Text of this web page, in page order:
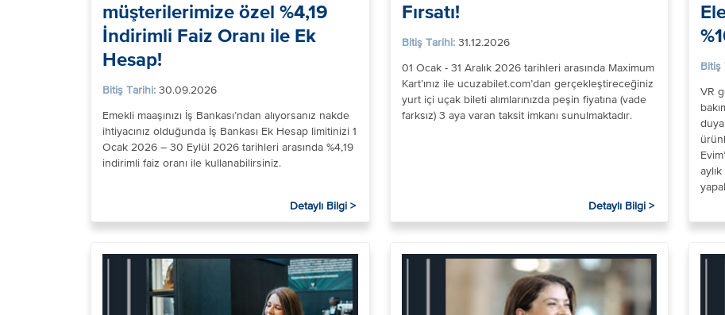
müşterilerimize özel %4,19
İndirimli Faiz Oranı ile Ek
Hesap!
Bitiş Tarihi: 30.09.2026
Emekli maaşınızı İş Bankası’ndan alıyorsanız nakde
ihtiyacınız olduğunda İş Bankası Ek Hesap limitinizi 1
Ocak 2026 – 30 Eylül 2026 tarihleri arasında %4,19
indirimli faiz oranı ile kullanabilirsiniz.
Detaylı Bilgi >
Fırsatı!
Bitiş Tarihi: 31.12.2026
01 Ocak - 31 Aralık 2026 tarihleri arasında Maximum
Kart’ınız ile ucuzabilet.com’dan gerçekleştireceğiniz
yurt içi uçak bileti alımlarınızda peşin fiyatına (vade
farksız) 3 aya varan taksit imkanı sunulmaktadır.
Detaylı Bilgi >
Bitiş
VR